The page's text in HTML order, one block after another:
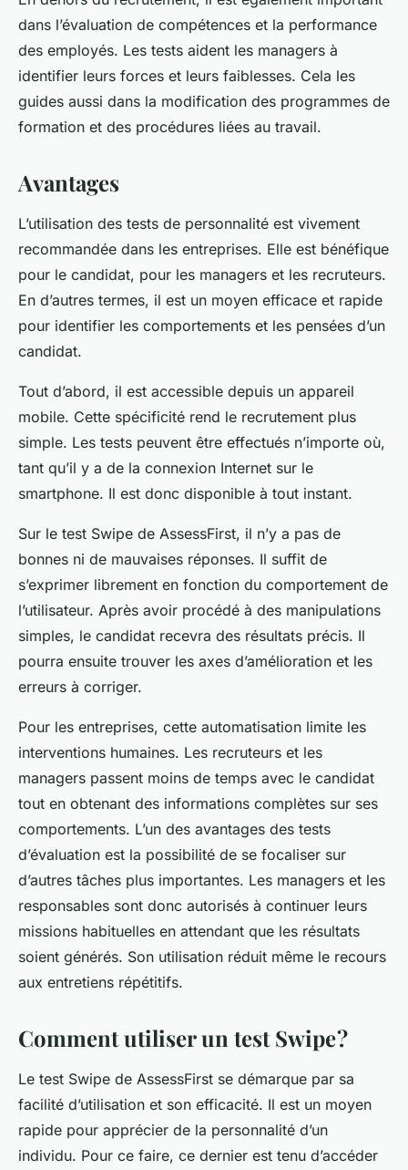
dans l’évaluation de compétences et la performance
des employés. Les tests aident les managers à
identifier leurs forces et leurs faiblesses. Cela les
guides aussi dans la modification des programmes de
formation et des procédures liées au travail.
Avantages
L’utilisation des tests de personnalité est vivement
recommandée dans les entreprises. Elle est bénéfique
pour le candidat, pour les managers et les recruteurs.
En d’autres termes, il est un moyen efficace et rapide
pour identifier les comportements et les pensées d’un
candidat.
Tout d’abord, il est accessible depuis un appareil
mobile. Cette spécificité rend le recrutement plus
simple. Les tests peuvent être effectués n’importe où,
tant qu’il y a de la connexion Internet sur le
smartphone. Il est donc disponible à tout instant.
Sur le test Swipe de AssessFirst, il n’y a pas de
bonnes ni de mauvaises réponses. Il suffit de
s’exprimer librement en fonction du comportement de
l’utilisateur. Après avoir procédé à des manipulations
simples, le candidat recevra des résultats précis. Il
pourra ensuite trouver les axes d’amélioration et les
erreurs à corriger.
Pour les entreprises, cette automatisation limite les
interventions humaines. Les recruteurs et les
managers passent moins de temps avec le candidat
tout en obtenant des informations complètes sur ses
comportements. L’un des avantages des tests
d’évaluation est la possibilité de se focaliser sur
d’autres tâches plus importantes. Les managers et les
responsables sont donc autorisés à continuer leurs
missions habituelles en attendant que les résultats
soient générés. Son utilisation réduit même le recours
aux entretiens répétitifs.
Comment utiliser un test Swipe ?
Le test Swipe de AssessFirst se démarque par sa
facilité d’utilisation et son efficacité. Il est un moyen
rapide pour apprécier de la personnalité d’un
individu. Pour ce faire, ce dernier est tenu d’accéder